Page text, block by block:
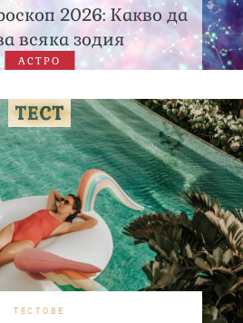
2026: Какво да
всяка зодия
АСТРО
ТЕСТОВЕ